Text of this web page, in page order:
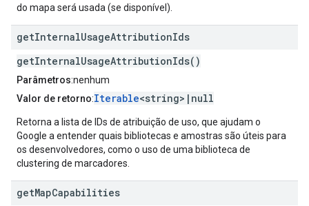
do mapa será usada (se disponível).
getInternalUsageAttributionIds
getInternalUsageAttributionIds()
Parâmetros:nenhum
Valor de retorno:Iterable<string>|null
Retorna a lista de IDs de atribuição de uso, que ajudam o
Google a entender quais bibliotecas e amostras são úteis para
os desenvolvedores, como o uso de uma biblioteca de
clustering de marcadores.
getMapCapabilities